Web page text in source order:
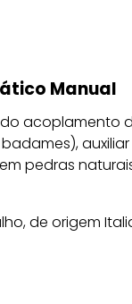
Manual
acoplamento
pedras
de origem